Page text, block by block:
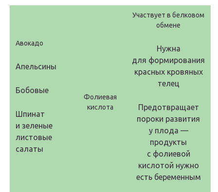
Авокадо
Апельсины
Бобовые
Шпинат
и зеленые
листовые
салаты
Фолиевая
кислота
Участвует в белковом
обмене
Нужна
для формирования
красных кровяных
телец
Предотвращает
пороки развития
у плода —
продукты
с фолиевой
кислотой нужно
есть беременным